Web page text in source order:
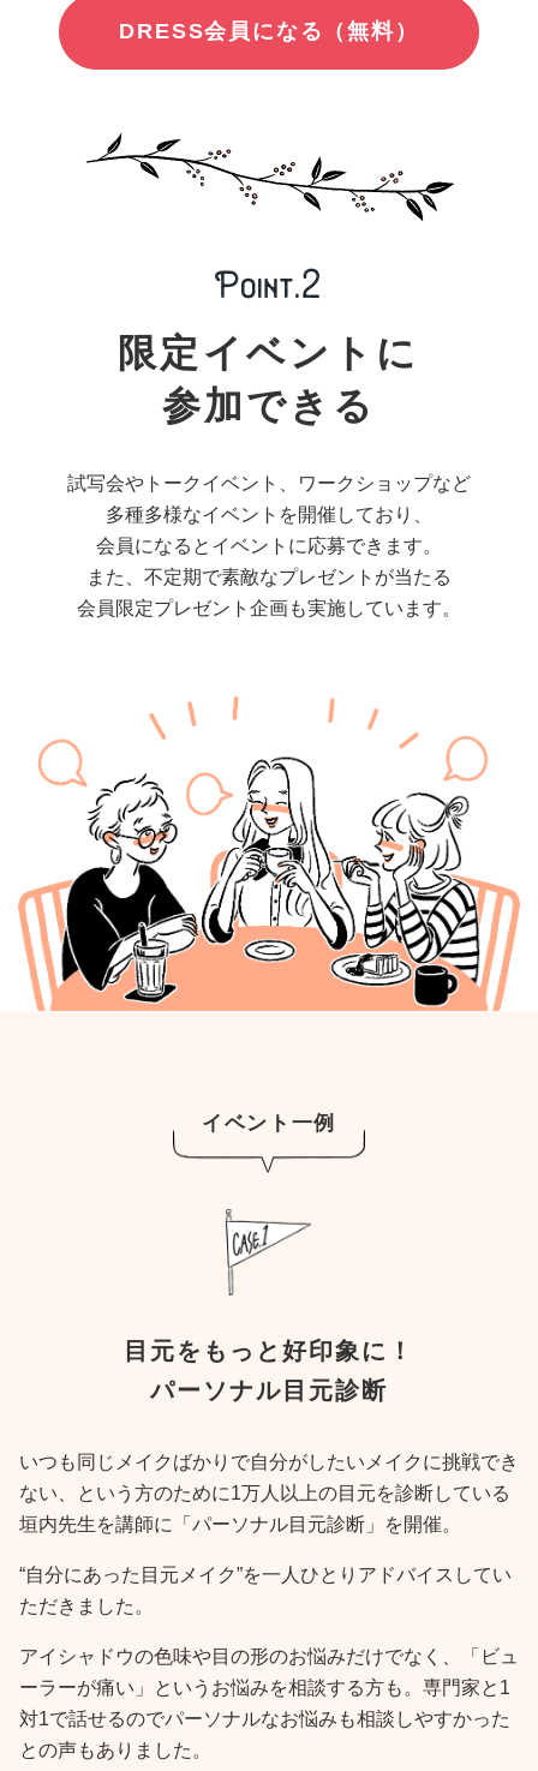
DRESS会員になる（無料）
限定イベントに
参加できる
試写会やトークイベント、ワークショップなど
多種多様なイベントを開催しており、
会員になるとイベントに応募できます。
また、不定期で素敵なプレゼントが当たる
会員限定プレゼント企画も実施しています。
イベント一例
目元をもっと好印象に！
パーソナル目元診断
いつも同じメイクばかりで自分がしたいメイクに挑戦でき
ない、という方のために1万人以上の目元を診断している
垣内先生を講師に「パーソナル目元診断」を開催。
“自分にあった目元メイク”を一人ひとりアドバイスしてい
ただきました。
アイシャドウの色味や目の形のお悩みだけでなく、「ビュ
ーラーが痛い」というお悩みを相談する方も。専門家と1
対1で話せるのでパーソナルなお悩みも相談しやすかった
との声もありました。